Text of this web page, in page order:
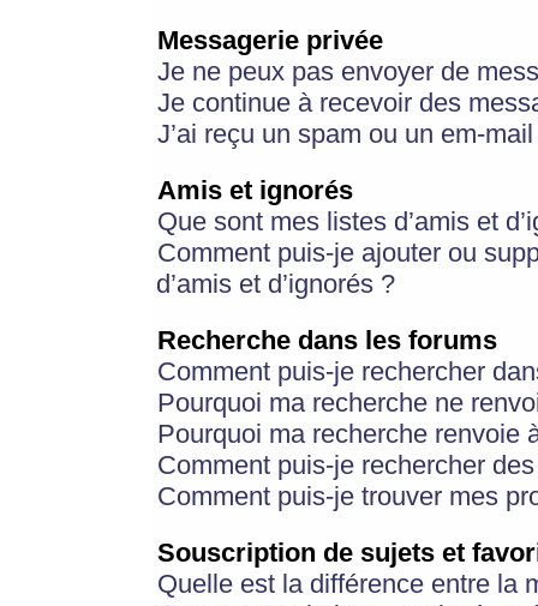
Messagerie privée
Je ne peux pas envoyer de
Je continue à recevoir des
J’ai reçu un spam ou un em-
Amis et ignorés
Que sont mes listes d’amis et
Comment puis-je ajouter ou
d’amis et d’ignorés ?
Recherche dans les forums
Comment puis-je rechercher
Pourquoi ma recherche ne
Pourquoi ma recherche renvoie
Comment puis-je rechercher
Comment puis-je trouver mes
Souscription de sujets et
Quelle est la différence entre la